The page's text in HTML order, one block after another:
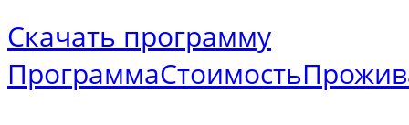
Скачать программу
ПрограммаСтоимость